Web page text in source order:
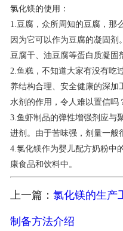
氯化镁的使用：
1.豆腐，众所周知的豆腐，那
因为它可以作为豆腐的凝固
豆腐干、油豆腐等蛋白质凝固
2.鱼糕，不知道大家有没有吃
养结构合理、安全健康的深加
水剂的作用，令人难以置信吗
3.鱼虾制品的弹性增强剂应与
进剂。由于苦味强，剂量一般
4.氯化镁作为婴儿配方奶粉中
康食品和饮料中。
上一篇： 氯化镁的生产
制备方法介绍